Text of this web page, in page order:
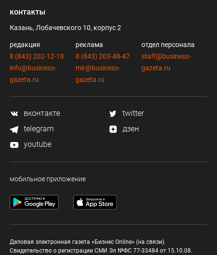
контакты
Казань, Лобачевского 10, корпус 2
редакция
8 (843) 202-12-10
info@business-
gazeta.ru
реклама
8 (843) 203-48-47
mir@business-
gazeta.ru
отдел персонала
staff@business-
gazeta.ru
вконтакте
twitter
telegram
дзен
youtube
мобильное приложение
Деловая электронная газета «Бизнес Online» (на связи).
Свидетельство о регистрации СМИ Эл №ФС 77-33484 от 15.10.08.